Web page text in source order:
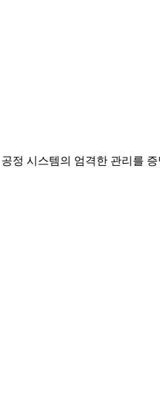
정 시스템의 엄격한 관리를